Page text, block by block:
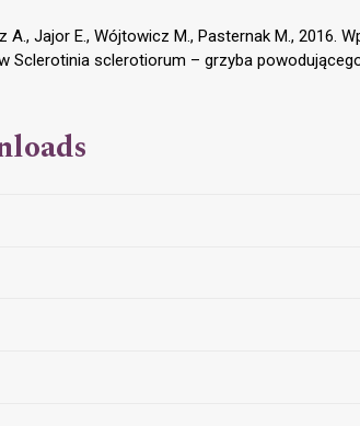
A., Jajor E., Wójtowicz M., Pasternak M., 2016.
Sclerotinia sclerotiorum – grzyba